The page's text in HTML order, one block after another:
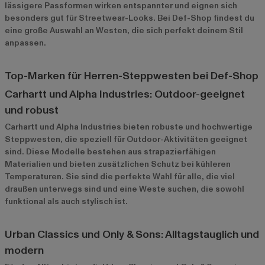
lässigere Passformen wirken entspannter und eignen sich
besonders gut für Streetwear-Looks. Bei Def-Shop findest du
eine große Auswahl an Westen, die sich perfekt deinem Stil
anpassen.
Top-Marken für Herren-Steppwesten bei Def-Shop
Carhartt und Alpha Industries: Outdoor-geeignet
und robust
Carhartt und Alpha Industries bieten robuste und hochwertige
Steppwesten, die speziell für Outdoor-Aktivitäten geeignet
sind. Diese Modelle bestehen aus strapazierfähigen
Materialien und bieten zusätzlichen Schutz bei kühleren
Temperaturen. Sie sind die perfekte Wahl für alle, die viel
draußen unterwegs sind und eine Weste suchen, die sowohl
funktional als auch stylisch ist.
Urban Classics und Only & Sons: Alltagstauglich und
modern